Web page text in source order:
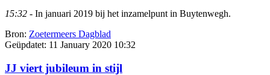
15:32 - In januari 2019 bij het inzamelpunt in Buytenwegh.
Bron: Zoetermeers Dagblad
Geüpdatet: 11 January 2020 10:32
JJ viert jubileum in stijl